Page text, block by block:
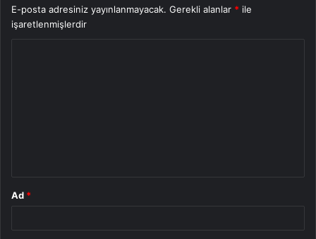
E-posta adresiniz yayınlanmayacak. Gerekli alanlar * ile
işaretlenmişlerdir
Ad *